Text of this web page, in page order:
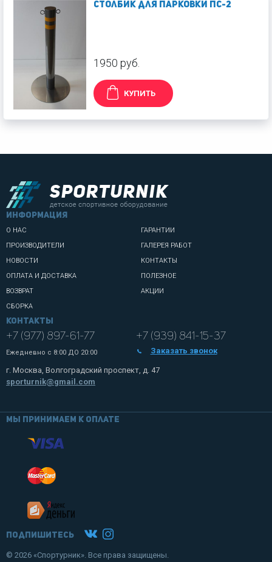
Столбик для парковки ПС-2
1950 руб.
КУПИТЬ
информация
О НАС
ПРОИЗВОДИТЕЛИ
НОВОСТИ
ОПЛАТА И ДОСТАВКА
ВОЗВРАТ
СБОРКА
ГАРАНТИИ
ГАЛЕРЕЯ РАБОТ
КОНТАКТЫ
ПОЛЕЗНОЕ
АКЦИИ
Контакты
+7 (977) 897-61-77
Ежедневно с 8:00 ДО 20:00
+7 (939) 841-15-37
Заказать звонок
г. Москва, Волгоградский проспект, д. 47
sporturnik@gmail.com
© 2026 «Спортурник». Все права защищены.
Мы принимаем к оплате
Подпишитесь